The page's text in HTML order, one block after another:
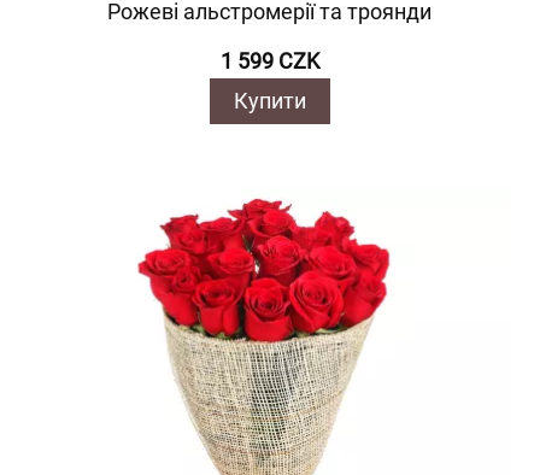
Рожеві альстромерії та троянди
1 599 CZK
Купити